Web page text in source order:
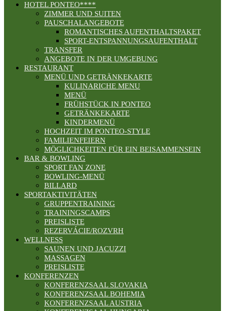
HOTEL PONTEO****
ZIMMER UND SUITEN
PAUSCHALANGEBOTE
ROMANTISCHES AUFENTHALTSPAKET
SPORT-ENTSPANNUNGSAUFENTHALT
TRANSFER
ANGEBOTE IN DER UMGEBUNG
RESTAURANT
MENÜ UND GETRÄNKEKARTE
KULINARICHE MENU
MENÜ
FRÜHSTÜCK IN PONTEO
GETRÄNKEKARTE
KINDERMENÜ
HOCHZEIT IM PONTEO-STYLE
FAMILIENFEIERN
MÖGLICHKEITEN FÜR EIN BEISAMMENSEIN
BAR & BOWLING
SPORT FAN ZONE
BOWLING-MENÜ
BILLARD
SPORTAKTIVITÄTEN
GRUPPENTRAINING
TRAININGSCAMPS
PREISLISTE
REZERVÁCIE/ROZVRH
WELLNESS
SAUNEN UND JACUZZI
MASSAGEN
PREISLISTE
KONFERENZEN
KONFERENZSAAL SLOVAKIA
KONFERENZSAAL BOHEMIA
KONFERENZSAAL AUSTRIA